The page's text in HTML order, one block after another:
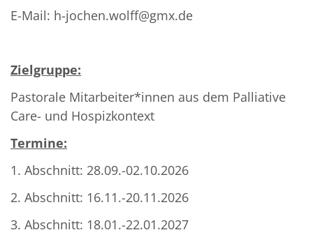
E-Mail: h-jochen.wolff@gmx.de
Zielgruppe:
Pastorale Mitarbeiter*innen aus dem Palliative
Care- und Hospizkontext
Termine:
1. Abschnitt: 28.09.-02.10.2026
2. Abschnitt: 16.11.-20.11.2026
3. Abschnitt: 18.01.-22.01.2027